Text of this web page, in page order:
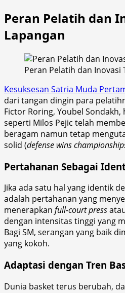
Peran Pelatih dan
Lapangan
Peran Pelatih dan Inovasi
Kesuksesan Satria Muda
dari tangan dingin para
Fictor Roring, Youbel
seperti Milos Pejic telah
beragam namun tetap
solid (defense wins
Pertahanan Sebagai
Jika ada satu hal yang identik
adalah pertahanan yang
menerapkan full-court press
dengan intensitas tinggi yang
Bagi SM, serangan yang baik
yang kokoh.
Adaptasi dengan Tren
Dunia basket terus berubah,